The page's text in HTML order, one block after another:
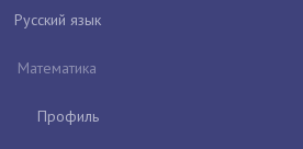
Русский язык
Математика
Профиль